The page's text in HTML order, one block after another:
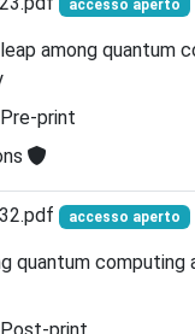
accesso aperto
among quantum
print
accesso aperto
quantum computing